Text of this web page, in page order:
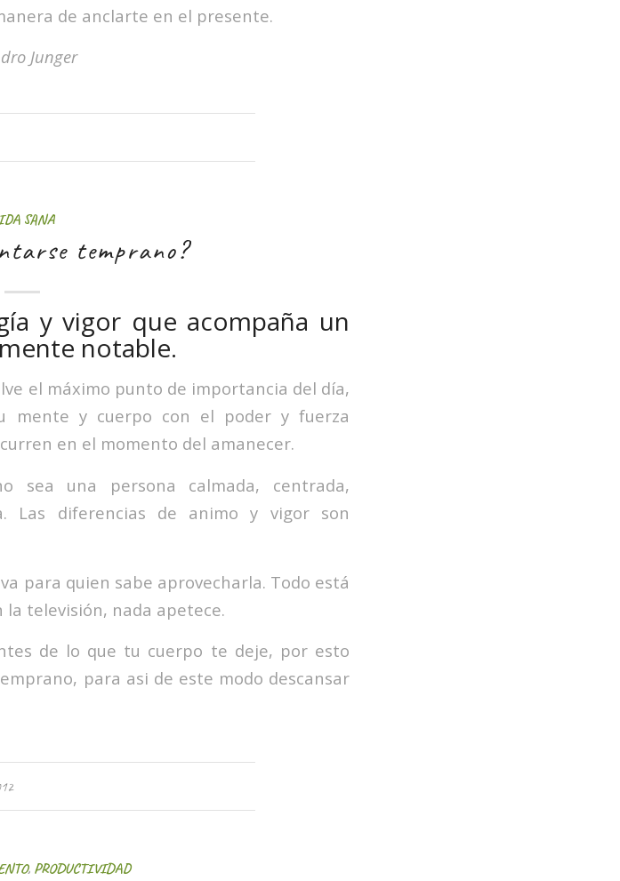
de anclarte en el presente.
Junger
SANA
temprano?
y vigor que acompaña un
notable.
el máximo punto de importancia del día,
mente y cuerpo con el poder y fuerza
en el momento del amanecer.
sea una persona calmada, centrada,
Las diferencias de animo y vigor son
para quien sabe apro­ve­charla. Todo está
la tele­vi­sión, nada ape­tece.
de lo que tu cuerpo te deje, por esto
para asi de este modo descansar
, PRODUCTIVIDAD